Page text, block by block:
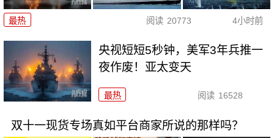
最热 阅读 20773 4小时前
央视短短5秒钟，美军3年兵推一
夜作废！亚太变天
最热 阅读 16528
双十一现货专场真如平台商家所说的那样吗？